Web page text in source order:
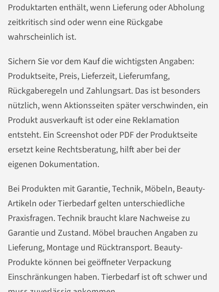
Produktarten enthält, wenn Lieferung oder Abholung
zeitkritisch sind oder wenn eine Rückgabe
wahrscheinlich ist.
Sichern Sie vor dem Kauf die wichtigsten Angaben:
Produktseite, Preis, Lieferzeit, Lieferumfang,
Rückgaberegeln und Zahlungsart. Das ist besonders
nützlich, wenn Aktionsseiten später verschwinden, ein
Produkt ausverkauft ist oder eine Reklamation
entsteht. Ein Screenshot oder PDF der Produktseite
ersetzt keine Rechtsberatung, hilft aber bei der
eigenen Dokumentation.
Bei Produkten mit Garantie, Technik, Möbeln, Beauty-
Artikeln oder Tierbedarf gelten unterschiedliche
Praxisfragen. Technik braucht klare Nachweise zu
Garantie und Zustand. Möbel brauchen Angaben zu
Lieferung, Montage und Rücktransport. Beauty-
Produkte können bei geöffneter Verpackung
Einschränkungen haben. Tierbedarf ist oft schwer und